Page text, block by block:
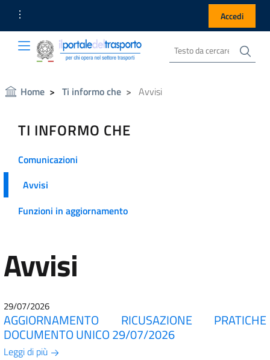
Link Utili Accedi
Portale del Trasporto
Portale del Trasporto Cerca nel sito
Home Ti informo che Avvisi
TI INFORMO CHE
Comunicazioni
Avvisi
Funzioni in aggiornamento
Avvisi
29/07/2026
AGGIORNAMENTO RICUSAZIONE PRATICHE
DOCUMENTO UNICO 29/07/2026
Leggi di più